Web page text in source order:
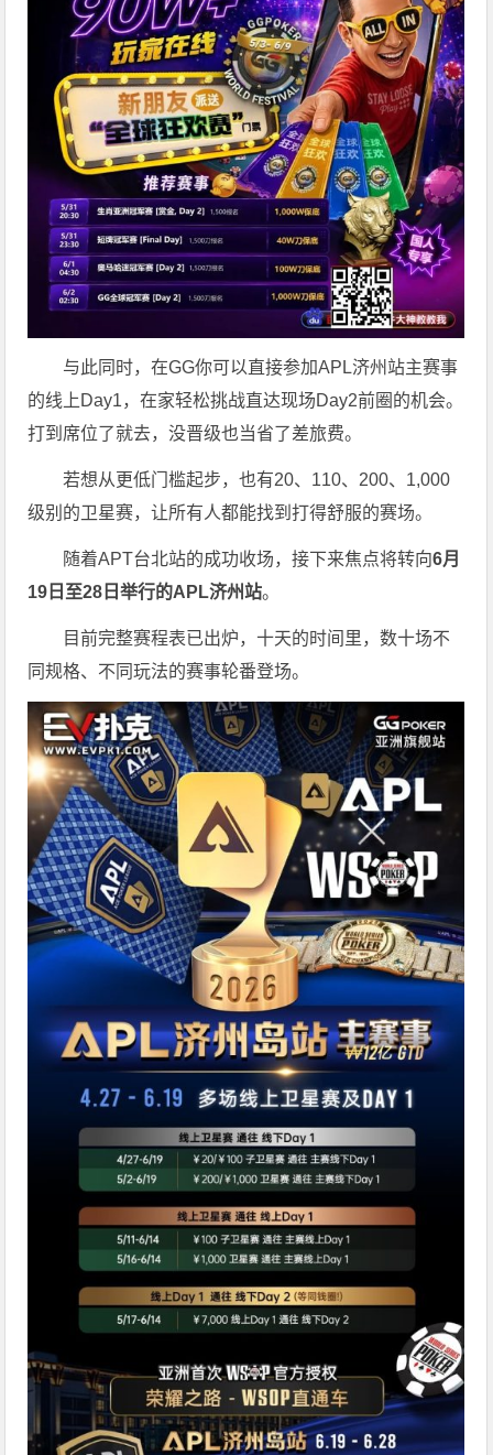
与此同时，在GG你可以直接参加APL济州站主赛事
的线上Day1，在家轻松挑战直达现场Day2前圈的机会。
打到席位了就去，没晋级也当省了差旅费。
若想从更低门槛起步，也有20、110、200、1,000
级别的卫星赛，让所有人都能找到打得舒服的赛场。
随着APT台北站的成功收场，接下来焦点将转向6月
19 日至28 日举行的APL济州站。
目前完整赛程表已出炉，十天的时间里，数十场不
同规格、不同玩法的赛事轮番登场。